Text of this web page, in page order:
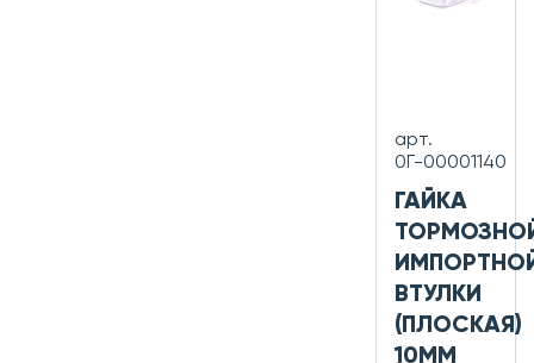
арт.
0Г-00001140
ГАЙКА
ВТУЛКИ
(ПЛОСКАЯ)
10ММ